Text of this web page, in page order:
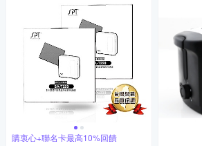
購衷心+聯名卡最高10%回饋